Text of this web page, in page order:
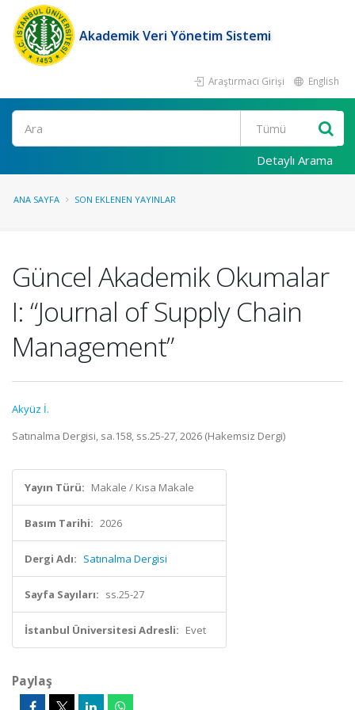
Akademik Veri Yönetim Sistemi
Araştırmacı Girişi English
Ara
Detaylı Arama
ANA SAYFA SON EKLENEN YAYINLAR
Güncel Akademik Okumalar
I: “Journal of Supply Chain
Management”
Akyüz İ.
Satınalma Dergisi, sa.158, ss.25-27, 2026 (Hakemsiz Dergi)
Yayın Türü: Makale / Kısa Makale
Basım Tarihi: 2026
Dergi Adı: Satınalma Dergisi
Sayfa Sayıları: ss.25-27
İstanbul Üniversitesi Adresli: Evet
Paylaş